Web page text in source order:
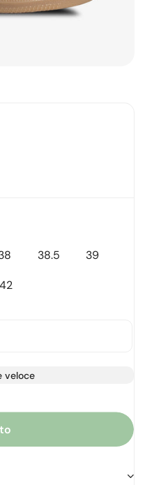
Variante
esaurita
Variante
38.5
Variante
39
Variante
42
veloce